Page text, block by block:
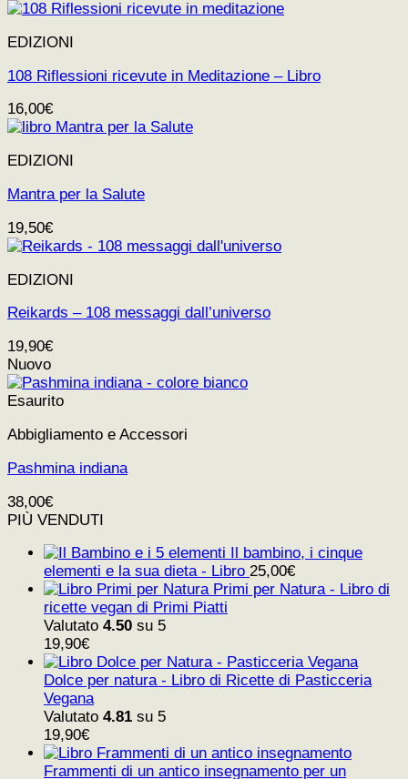
EDIZIONI
108 Riflessioni ricevute in Meditazione – Libro
16,00€
EDIZIONI
Mantra per la Salute
19,50€
EDIZIONI
Reikards – 108 messaggi dall’universo
19,90€
Nuovo
Esaurito
Abbigliamento e Accessori
Pashmina indiana
38,00€
PIÙ VENDUTI
Il bambino, i cinque
elementi e la sua dieta - Libro 25,00€
Primi per Natura - Libro di
ricette vegan di Primi Piatti
Valutato 4.50 su 5
19,90€
Dolce per natura - Libro di Ricette di Pasticceria
Vegana
Valutato 4.81 su 5
19,90€
Frammenti di un antico insegnamento per un